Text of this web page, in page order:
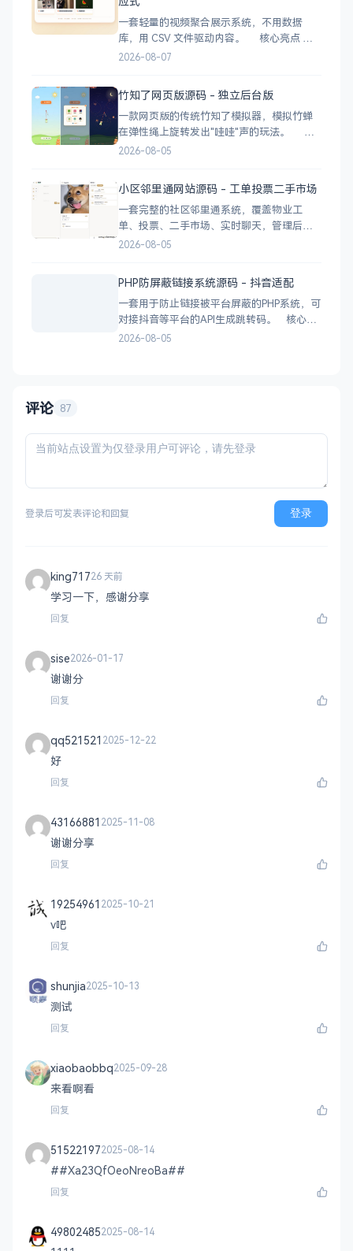
app（请确认是否准
一套轻量的视频聚合展示系统，不用数据
库，用 CSV 文件驱动内容。 核心亮点
CSV 驱动：不用配数据库，编
示：移动端 2 列 → 平板 3 列 → 桌面 4~5
2026-08-07
竹知了网页版源码 - 独立后台版
一款网页版的传统竹知了模拟器，模拟竹蝉
在弹性绳上旋转发出"哇哇"声的玩法。 核
心功能 网页版运行，无需下载 独立后台管
2026-08-05
小区邻里通网站源码 - 工单投票二手市场
一套完整的社区邻里通系统，覆盖物业工
单、投票、二手市场、实时聊天，管理后台
一应俱全。 前台功能 九宫格快捷菜单 +
情 小区投票：发起/参与/查看结果 邻里社区
2026-08-05
PHP防屏蔽链接系统源码 - 抖音适配
一套用于防止链接被平台屏蔽的PHP系统，可
对接抖音等平台的API生成跳转码。 核心功
能 多域名池智能切换，降低被拦截概率 对接
2026-08-05
评论 87
登录后可发表评论和回复 登录
king71726 天前
学习一下，感谢分享
回复
sise2026-01-17
谢谢分
回复
qq521521 2025-12-22
好
回复
43166881 2025-11-08
谢谢分享
回复
19254961 2025-10-21
v吧
回复
shunjia2025-10-13
测试
回复
xiaobaobbq2025-09-28
来看啊看
回复
515221972025-08-14
##Xa23QfOeoNreoBa##
回复
498024852025-08-14